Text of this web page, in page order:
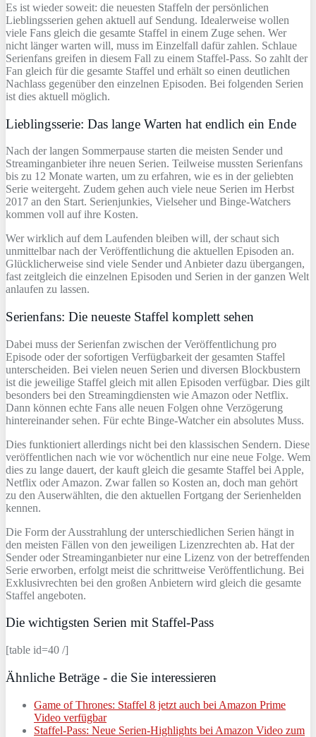
Es ist wieder soweit: die neuesten Staffeln der persönlichen
Lieblingsserien gehen aktuell auf Sendung. Idealerweise wollen
viele Fans gleich die gesamte Staffel in einem Zuge sehen. Wer
nicht länger warten will, muss im Einzelfall dafür zahlen. Schlaue
Serienfans greifen in diesem Fall zu einem Staffel-Pass. So zahlt der
Fan gleich für die gesamte Staffel und erhält so einen deutlichen
Nachlass gegenüber den einzelnen Episoden. Bei folgenden Serien
ist dies aktuell möglich.
Lieblingsserie: Das lange Warten hat endlich ein Ende
Nach der langen Sommerpause starten die meisten Sender und
Streaminganbieter ihre neuen Serien. Teilweise mussten Serienfans
bis zu 12 Monate warten, um zu erfahren, wie es in der geliebten
Serie weitergeht. Zudem gehen auch viele neue Serien im Herbst
2017 an den Start. Serienjunkies, Vielseher und Binge-Watchers
kommen voll auf ihre Kosten.
Wer wirklich auf dem Laufenden bleiben will, der schaut sich
unmittelbar nach der Veröffentlichung die aktuellen Episoden an.
Glücklicherweise sind viele Sender und Anbieter dazu übergangen,
fast zeitgleich die einzelnen Episoden und Serien in der ganzen Welt
anlaufen zu lassen.
Serienfans: Die neueste Staffel komplett sehen
Dabei muss der Serienfan zwischen der Veröffentlichung pro
Episode oder der sofortigen Verfügbarkeit der gesamten Staffel
unterscheiden. Bei vielen neuen Serien und diversen Blockbustern
ist die jeweilige Staffel gleich mit allen Episoden verfügbar. Dies gilt
besonders bei den Streamingdiensten wie Amazon oder Netflix.
Dann können echte Fans alle neuen Folgen ohne Verzögerung
hintereinander sehen. Für echte Binge-Watcher ein absolutes Muss.
Dies funktioniert allerdings nicht bei den klassischen Sendern. Diese
veröffentlichen nach wie vor wöchentlich nur eine neue Folge. Wem
dies zu lange dauert, der kauft gleich die gesamte Staffel bei Apple,
Netflix oder Amazon. Zwar fallen so Kosten an, doch man gehört
zu den Auserwählten, die den aktuellen Fortgang der Serienhelden
kennen.
Die Form der Ausstrahlung der unterschiedlichen Serien hängt in
den meisten Fällen von den jeweiligen Lizenzrechten ab. Hat der
Sender oder Streaminganbieter nur eine Lizenz von der betreffenden
Serie erworben, erfolgt meist die schrittweise Veröffentlichung. Bei
Exklusivrechten bei den großen Anbietern wird gleich die gesamte
Staffel angeboten.
Die wichtigsten Serien mit Staffel-Pass
[table id=40 /]
Ähnliche Beträge - die Sie interessieren
Game of Thrones: Staffel 8 jetzt auch bei Amazon Prime
Video verfügbar
Staffel-Pass: Neue Serien-Highlights bei Amazon Video zum